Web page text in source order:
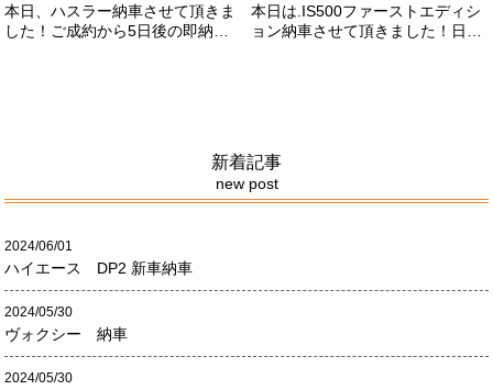
本日、ハスラー納車させて頂きま
した！ご成約から5日後の即納車
本日は.IS500ファーストエディシ
ョン納車させて頂きました！日本
絡ください！
新着記事
new post
2024/06/01
ハイエース DP2 新車納車
2024/05/30
ヴォクシー 納車
2024/05/30